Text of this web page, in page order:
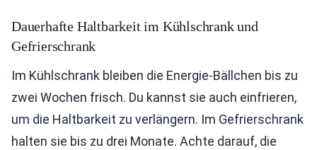
Dauerhafte Haltbarkeit im Kühlschrank und
Gefrierschrank
Im Kühlschrank bleiben die Energie-Bällchen bis zu
zwei Wochen frisch. Du kannst sie auch einfrieren,
um die Haltbarkeit zu verlängern. Im Gefrierschrank
halten sie bis zu drei Monate. Achte darauf, die